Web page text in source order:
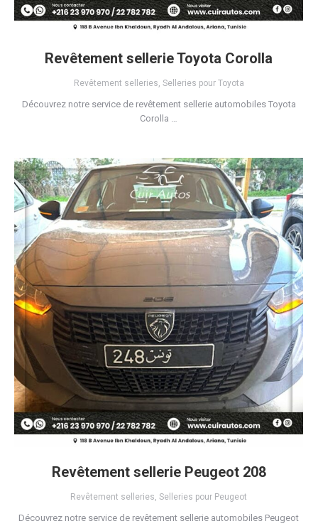
Revêtement sellerie Toyota Corolla
Revêtement selleries, Selleries pour Toyota
Découvrez notre service de revêtement sellerie automobiles Toyota
Corolla …
Revêtement sellerie Peugeot 208
Revêtement selleries, Selleries pour Peugeot
Découvrez notre service de revêtement sellerie automobiles Peugeot